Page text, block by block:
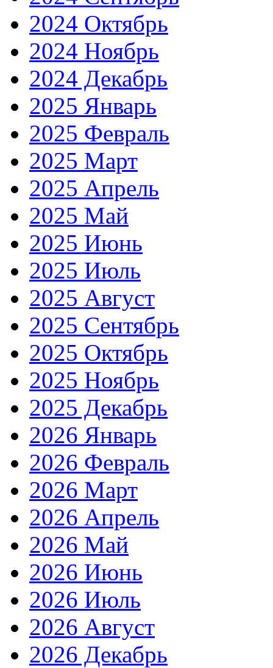
2024 Октябрь
2024 Ноябрь
2024 Декабрь
2025 Январь
2025 Февраль
2025 Март
2025 Апрель
2025 Май
2025 Июнь
2025 Июль
2025 Август
2025 Сентябрь
2025 Октябрь
2025 Ноябрь
2025 Декабрь
2026 Январь
2026 Февраль
2026 Март
2026 Апрель
2026 Май
2026 Июнь
2026 Июль
2026 Август
2026 Декабрь